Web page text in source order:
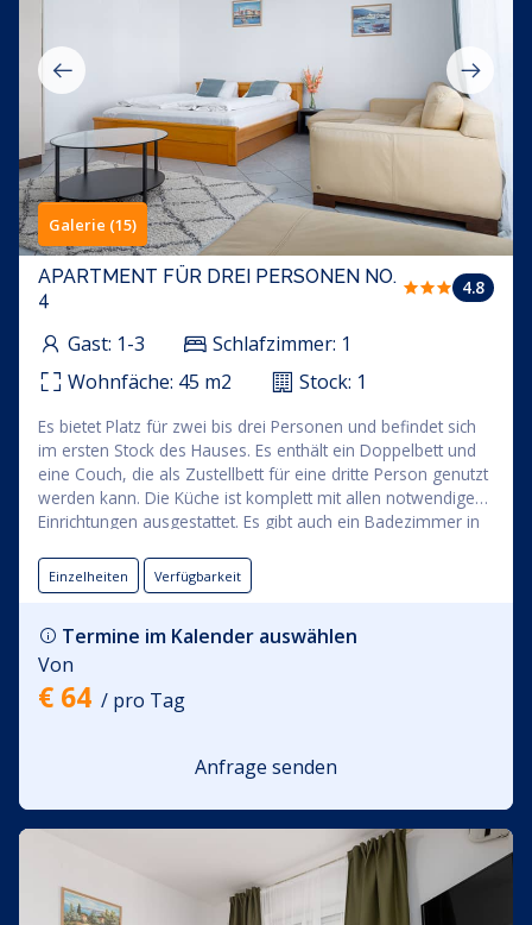
Galerie (15)
APARTMENT FÜR DREI PERSONEN NO.
4
4.8
Gast: 1-3 Schlafzimmer: 1
Wohnfäche: 45 m2 Stock: 1
Es bietet Platz für zwei bis drei Personen und befindet sich
im ersten Stock des Hauses. Es enthält ein Doppelbett und
eine Couch, die als Zustellbett für eine dritte Person genutzt
werden kann. Die Küche ist komplett mit allen notwendigen
Einrichtungen ausgestattet. Es gibt auch ein Badezimmer in
geräumigen Balkon mit einem Sofa, der den Rasen
überblickt. Das Apartment ist klimatisiert und verfügt über
von Bettwäsche, Handtüchern, WLAN und Parkplätzen im
Gebäude inbegriffen.
Einzelheiten Verfügbarkeit
Termine im Kalender auswählen
Von
€ 64 / pro Tag
Anfrage senden